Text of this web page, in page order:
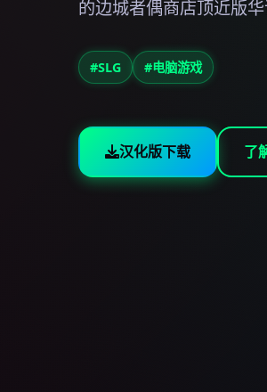
的边城者偶商店顶近版
#SLG #电脑游戏
汉化版下载 了